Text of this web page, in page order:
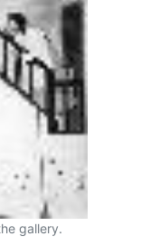
gallery.